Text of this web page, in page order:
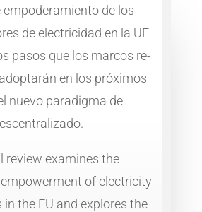
empoderamiento de los
de electricidad en la UE
pasos que los marcos re-
en los próximos
nuevo paradigma de
review examines the
of electricity
the EU and explores the